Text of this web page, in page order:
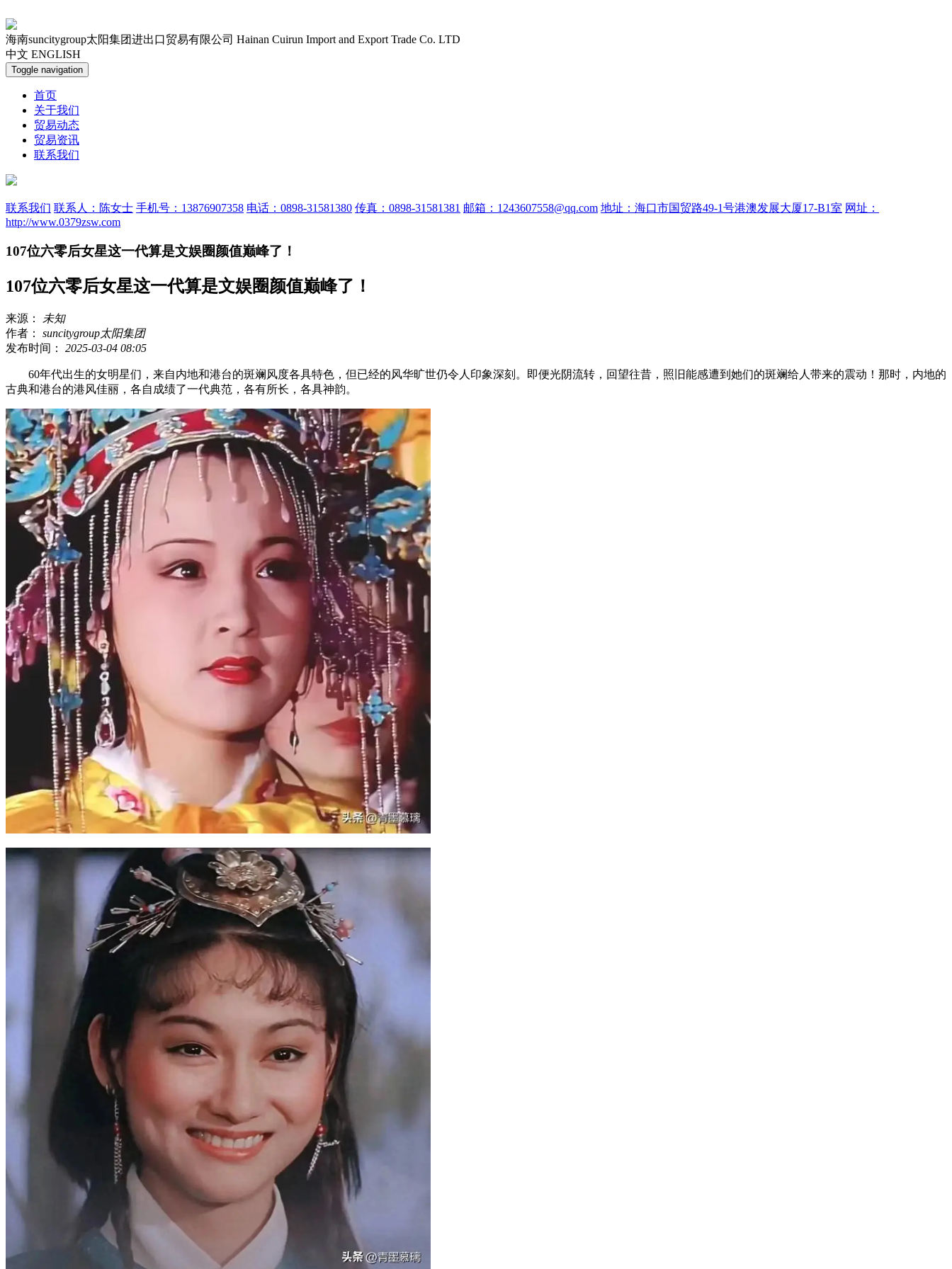
海南suncitygroup太阳集团进出口贸易有限公司 Hainan Cuirun Import and Export Trade Co. LTD
中文 ENGLISH
Toggle navigation
首页
关于我们
贸易动态
贸易资讯
联系我们
联系我们 联系人：陈女士 手机号：13876907358 电话：0898-31581380 传真：0898-31581381 邮箱：1243607558@qq.com 地址：海口市国贸路49-1号港澳发展大厦17-B1室 网址：
http://www.0379zsw.com
107位六零后女星这一代算是文娱圈颜值巅峰了！
107位六零后女星这一代算是文娱圈颜值巅峰了！
来源：
未知
作者： suncitygroup太阳集团
发布时间： 2025-03-04 08:05
60年代出生的女明星们，来自内地和港台的斑斓风度各具特色，但已经的风华旷世仍令人印象深刻。即便光阴流转，回望往昔，照旧能感遭到她们的斑斓给人带来的震动！那时，内地的
古典和港台的港风佳丽，各自成绩了一代典范，各有所长，各具神韵。